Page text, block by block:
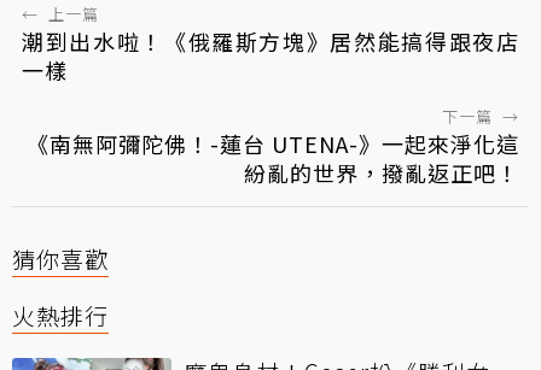
← 上一篇
潮到出水啦！《俄羅斯方塊》居然能搞得跟夜店
一樣
下一篇 →
《南無阿彌陀佛！-蓮台 UTENA-》一起來淨化這
紛亂的世界，撥亂返正吧！
猜你喜歡
火熱排行